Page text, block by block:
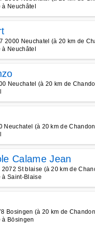
Neuchâtel
2000 Neuchatel (à 20 km de
Neuchâtel
Neuchatel (à 20 km de
Neuchatel (à 20 km de
Calame Jean
St blaise (à 20 km de
à Saint-Blaise
Bosingen (à 20 km de
à Bösingen